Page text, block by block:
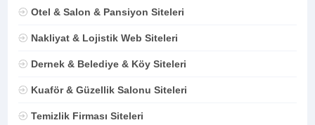
Otel & Salon & Pansiyon Siteleri
Nakliyat & Lojistik Web Siteleri
Dernek & Belediye & Köy Siteleri
Kuaför & Güzellik Salonu Siteleri
Temizlik Firması Siteleri